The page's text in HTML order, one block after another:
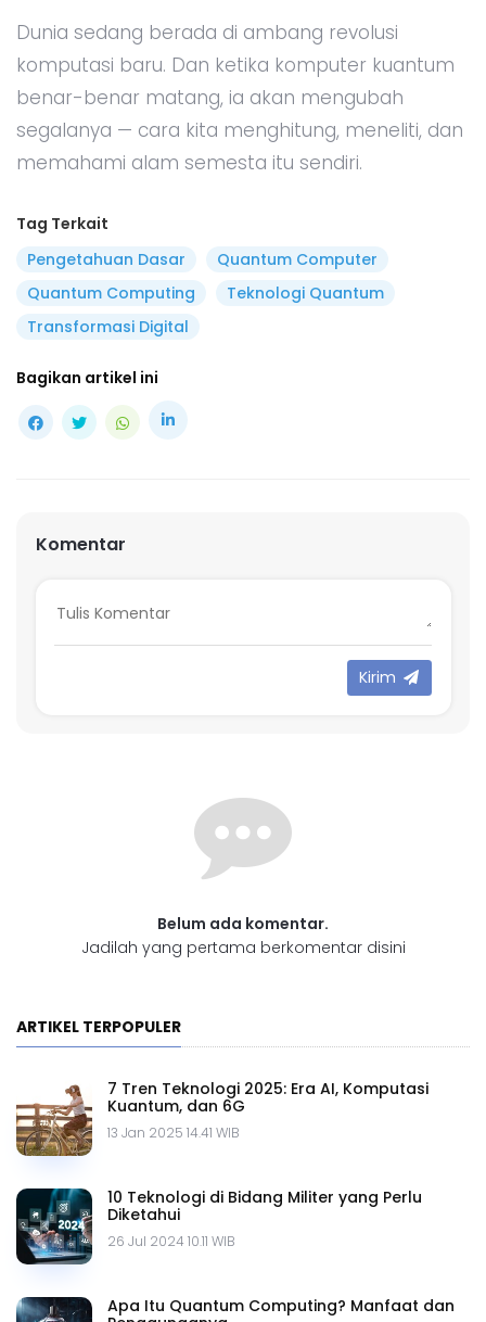
Dunia sedang berada di ambang revolusi
komputasi baru. Dan ketika komputer kuantum
benar-benar matang, ia akan mengubah
segalanya — cara kita menghitung, meneliti, dan
memahami alam semesta itu sendiri.
Tag Terkait
Pengetahuan Dasar
Quantum Computer
Quantum Computing
Teknologi Quantum
Transformasi Digital
Bagikan artikel ini
Komentar
Kirim
Belum ada komentar.
Jadilah yang pertama berkomentar disini
ARTIKEL TERPOPULER
7 Tren Teknologi 2025: Era AI, Komputasi
Kuantum, dan 6G
13 Jan 2025 14.41 WIB
10 Teknologi di Bidang Militer yang Perlu
Diketahui
26 Jul 2024 10.11 WIB
Apa Itu Quantum Computing? Manfaat dan